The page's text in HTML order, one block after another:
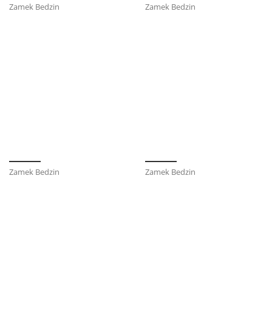
Zamek Bedzin Zamek Bedzin
Zamek Bedzin Zamek Bedzin